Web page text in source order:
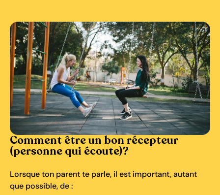
Comment être un bon récepteur
(personne qui écoute)?
Lorsque ton parent te parle, il est important, autant
que possible, de :